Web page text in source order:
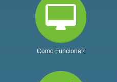
Como Funciona?